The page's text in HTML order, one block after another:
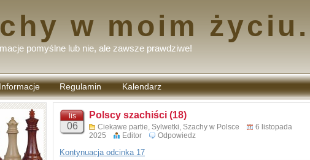
w moim życiu.
pomyślne lub nie, ale zawsze prawdziwe!
Informacje Regulamin
komentarzy
Kalendarz
lis
06
Polscy szachiści (18)
Ciekawe partie, Sylwetki, Szachy w Polsce
6 listopada
2025
Editor Odpowiedz
Kontynuacja odcinka 17